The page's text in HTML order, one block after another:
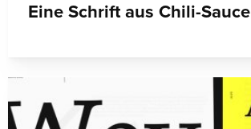
Eine Schrift aus Chili-Sauce